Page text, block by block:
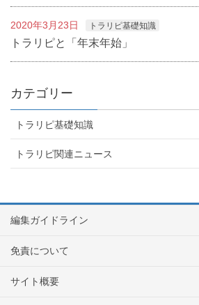
2020年3月23日 トラリピ基礎知識
トラリピと「年末年始」
カテゴリー
トラリピ基礎知識
トラリピ関連ニュース
編集ガイドライン
免責について
サイト概要